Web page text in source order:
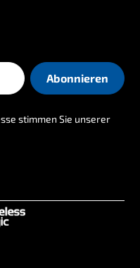
stimmen Sie unserer